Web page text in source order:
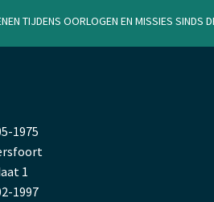
tijdens oorlogen en missies sinds
-1975
1
-1997